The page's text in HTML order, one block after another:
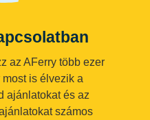
az AFerry több ezer
is élvezik a
ajánlatokat és az
számos